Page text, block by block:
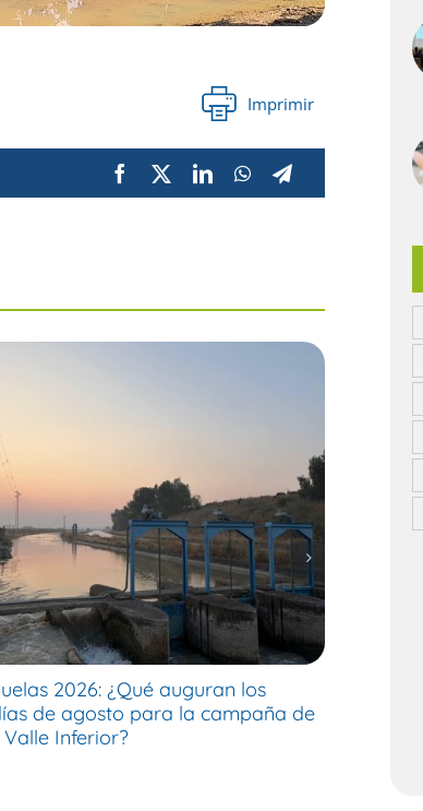
Imprimir
2026: ¿Qué auguran los
de agosto para la campaña de
Inferior?